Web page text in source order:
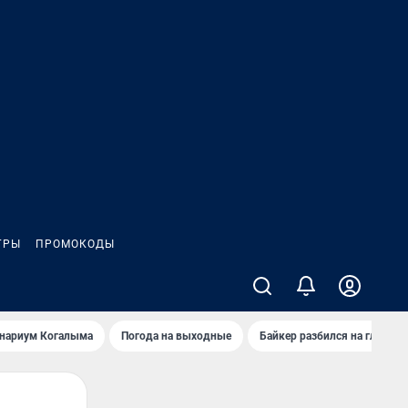
ПРОМОКОДЫ
Когалыма Погода на выходные Байкер разбился на глазах